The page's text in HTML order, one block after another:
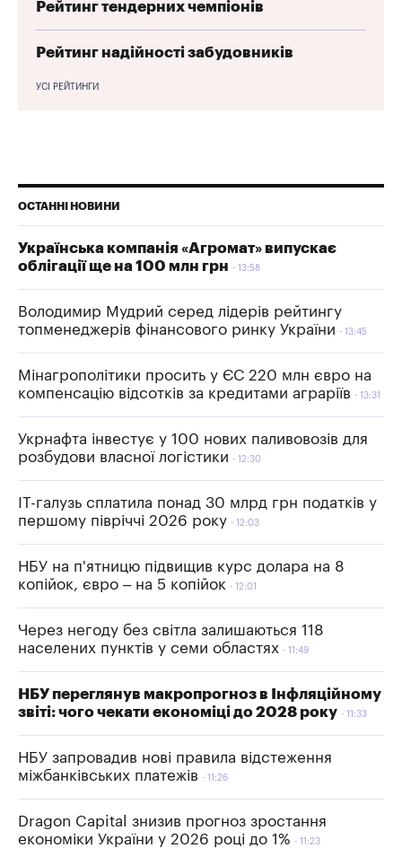
Рейтинг тендерних чемпіонів
Рейтинг надійності забудовників
УСІ РЕЙТИНГИ
ОСТАННІ НОВИНИ
Українська компанія «Агромат» випускає
облігації ще на 100 млн грн
13:58
Володимир Мудрий серед лідерів рейтингу
топменеджерів фінансового ринку України
13:45
Мінагрополітики просить у ЄС 220 млн євро на
компенсацію відсотків за кредитами аграріїв
13:31
Укрнафта інвестує у 100 нових паливовозів для
розбудови власної логістики
12:30
IT-галузь сплатила понад 30 млрд грн податків у
першому півріччі 2026 року
12:03
НБУ на п'ятницю підвищив курс долара на 8
копійок, євро – на 5 копійок
12:01
Через негоду без світла залишаються 118
населених пунктів у семи областях
11:49
НБУ переглянув макропрогноз в Інфляційному
звіті: чого чекати економіці до 2028 року
11:33
НБУ запровадив нові правила відстеження
міжбанківських платежів
11:26
Dragon Capital знизив прогноз зростання
економіки України у 2026 році до 1%
11:23